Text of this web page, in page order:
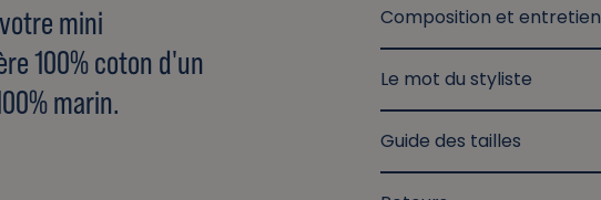
mini
100% coton d'un
marin.
Composition et entretien
Le mot du styliste
Guide des tailles